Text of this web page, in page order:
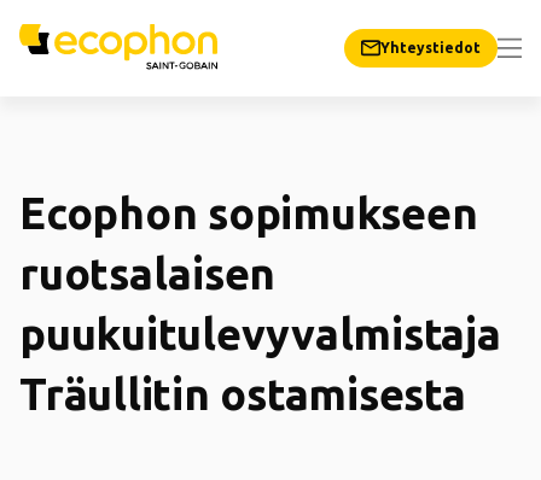
Yhteystiedot
Ecophon sopimukseen
ruotsalaisen
puukuitulevyvalmistaja
Träullitin ostamisesta